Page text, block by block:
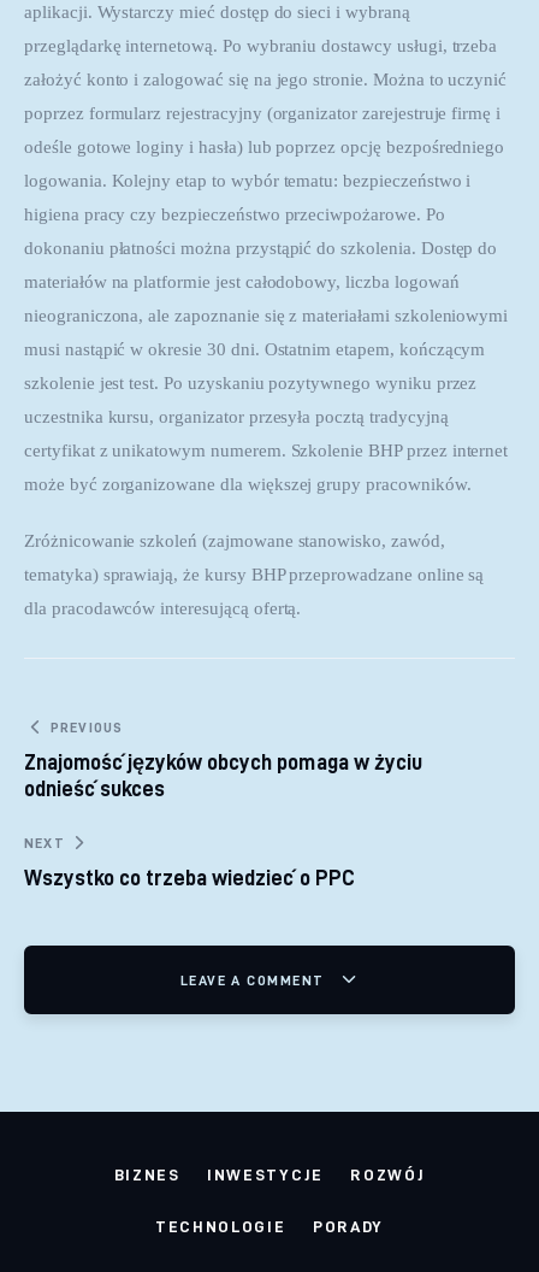
aplikacji. Wystarczy mieć dostęp do sieci i wybraną
przeglądarkę internetową. Po wybraniu dostawcy usługi, trzeba
założyć konto i zalogować się na jego stronie. Można to uczynić
poprzez formularz rejestracyjny (organizator zarejestruje firmę i
odeśle gotowe loginy i hasła) lub poprzez opcję bezpośredniego
logowania. Kolejny etap to wybór tematu: bezpieczeństwo i
higiena pracy czy bezpieczeństwo przeciwpożarowe. Po
dokonaniu płatności można przystąpić do szkolenia. Dostęp do
materiałów na platformie jest całodobowy, liczba logowań
nieograniczona, ale zapoznanie się z materiałami szkoleniowymi
musi nastąpić w okresie 30 dni. Ostatnim etapem, kończącym
szkolenie jest test. Po uzyskaniu pozytywnego wyniku przez
uczestnika kursu, organizator przesyła pocztą tradycyjną
certyfikat z unikatowym numerem. Szkolenie BHP przez internet
może być zorganizowane dla większej grupy pracowników.
Zróżnicowanie szkoleń (zajmowane stanowisko, zawód,
tematyka) sprawiają, że kursy BHP przeprowadzane online są
dla pracodawców interesującą ofertą.
Nawigacja wpisu
PREVIOUS
Znajomość języków obcych pomaga w życiu
odnieść sukces
NEXT
Wszystko co trzeba wiedzieć o PPC
LEAVE A COMMENT
BIZNES INWESTYCJE ROZWÓJ
TECHNOLOGIE PORADY